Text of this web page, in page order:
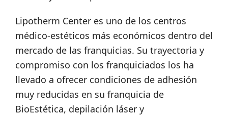
Lipotherm Center es uno de los centros
médico-estéticos más económicos dentro del
mercado de las franquicias. Su trayectoria y
compromiso con los franquiciados los ha
llevado a ofrecer condiciones de adhesión
muy reducidas en su franquicia de
BioEstética, depilación láser y